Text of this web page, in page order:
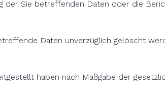
der Sie betreffenden Daten oder die
Daten unverzüglich gelöscht
haben nach Maßgabe der